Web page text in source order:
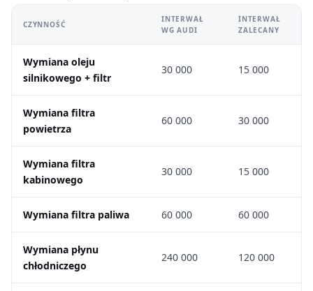
CZYNNOŚĆ
INTERWAŁ
WG AUDI
INTERWAŁ
ZALECANY
Wymiana oleju
silnikowego + filtr
30 000 15 000
Wymiana filtra
powietrza
60 000 30 000
Wymiana filtra
kabinowego
30 000 15 000
Wymiana filtra paliwa 60 000 60 000
Wymiana płynu
chłodniczego
240 000 120 000